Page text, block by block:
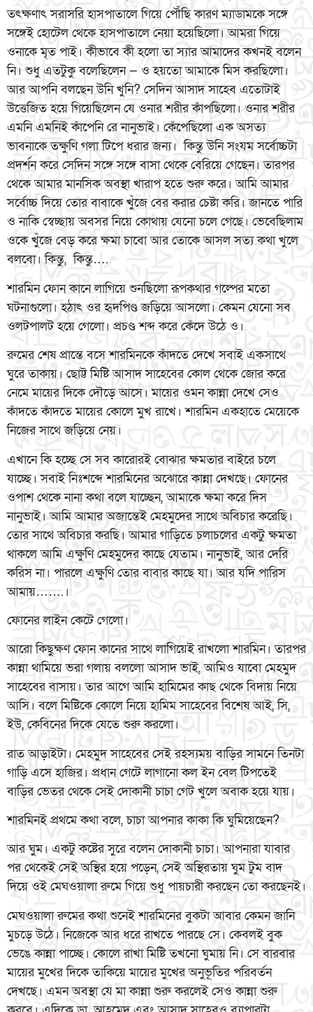
তৎক্ষণাৎ সরাসরি হাসপাতালে গিয়ে পৌঁছি কারণ ম্যাডামকে সঙ্গে
সঙ্গেই হোটেল থেকে হাসপাতালে নেয়া হয়েছিলো। আমরা গিয়ে
ওনাকে মৃত পাই। কীভাবে কী হলো তা স্যার আমাদের কখনই বলেন
নি। শুধু এতটুকু বলেছিলেন — ও হয়তো আমাকে মিস করছিলো।
আর আপনি বলছেন উনি খুনি? সেদিন আসাদ সাহেব এতোটাই
উত্তেজিত হয়ে গিয়েছিলেন যে ওনার শরীর কাঁপছিলো। ওনার শরীর
এমনি এমনিই কাঁপেনি রে নানুভাই। কেঁপেছিলো এক অসত্য
ভাবনাকে তক্ষুণি গলা টিপে ধরার জন্য। কিন্তু উনি সংযম সর্বোচ্চটা
প্রদর্শন করে সেদিন সঙ্গে সঙ্গে বাসা থেকে বেরিয়ে গেছেন। তারপর
থেকে আমার মানসিক অবস্থা খারাপ হতে শুরু করে। আমি আমার
সর্বোচ্চ দিয়ে তোর বাবাকে খুঁজে বের করার চেষ্টা করি। জানতে পারি
ও নাকি স্বেচ্ছায় অবসর নিয়ে কোথায় যেনো চলে গেছে। ভেবেছিলাম
ওকে খুঁজে বেড় করে ক্ষমা চাবো আর তোকে আসল সত্য কথা খুলে
বলবো। কিন্তু, কিন্তু….
শারমিন ফোন কানে লাগিয়ে শুনছিলো রূপকথার গল্পের মতো
ঘটনাগুলো। হঠাৎ ওর হৃদপিণ্ড জড়িয়ে আসলো। কেমন যেনো সব
ওলটপালট হয়ে গেলো। প্রচণ্ড শব্দ করে কেঁদে উঠে ও।
রুমের শেষ প্রান্তে বসে শারমিনকে কাঁদতে দেখে সবাই একসাথে
ঘুরে তাকায়। ছোট্ট মিষ্টি আসাদ সাহেবের কোল থেকে জোর করে
নেমে মায়ের দিকে দৌড়ে আসে। মায়ের ওমন কান্না দেখে সেও
কাঁদতে কাঁদতে মায়ের কোলে মুখ রাখে। শারমিন একহাতে মেয়েকে
নিজের সাথে জড়িয়ে নেয়।
এখানে কি হচ্ছে সে সব কারোরই বোঝার ক্ষমতার বাইরে চলে
যাচ্ছে। সবাই নিঃশব্দে শারমিনের অঝোরে কান্না দেখছে। ফোনের
ওপাশ থেকে নানা কথা বলে যাচ্ছেন, আমাকে ক্ষমা করে দিস
নানুভাই। আমি আমার অজান্তেই মেহমুদের সাথে অবিচার করেছি।
তোর সাথে অবিচার করছি। আমার গাড়িতে চলাচলের একটু ক্ষমতা
থাকলে আমি এক্ষুণি মেহমুদের কাছে যেতাম। নানুভাই, আর দেরি
করিস না। পারলে এক্ষুণি তোর বাবার কাছে যা। আর যদি পারিস
আমায়…….।
ফোনের লাইন কেটে গেলো।
আরো কিছুক্ষণ ফোন কানের সাথে লাগিয়েই রাখলো শারমিন। তারপর
কান্না থামিয়ে ভরা গলায় বললো আসাদ ভাই, আমিও যাবো মেহমুদ
সাহেবের বাসায়। তার আগে আমি হামিমের কাছ থেকে বিদায় নিয়ে
আসি। বলে মিষ্টিকে কোলে নিয়ে হামিম সাহেবের বিশেষ আই, সি,
ইউ, কেবিনের দিকে যেতে শুরু করলো।
রাত আড়াইটা। মেহমুদ সাহেবের সেই রহস্যময় বাড়ির সামনে তিনটা
গাড়ি এসে হাজির। প্রধান গেটে লাগানো কল ইন বেল টিপতেই
বাড়ির ভেতর থেকে সেই দোকানী চাচা গেট খুলে অবাক হয়ে যায়।
শারমিনই প্রথমে কথা বলে, চাচা আপনার কাকা কি ঘুমিয়েছেন?
আর ঘুম। একটু কষ্টের সুরে বলেন দোকানী চাচা। আপনারা যাবার
পর থেকেই সেই অস্থির হয়ে পড়েন, সেই অস্থিরতায় ঘুম টুম বাদ
দিয়ে ওই মেঘওয়ালা রুমে গিয়ে শুধু পায়চারী করছেন তো করছেনই।
মেঘওয়ালা রুমের কথা শুনেই শারমিনের বুকটা আবার কেমন জানি
মুচড়ে উঠে। নিজেকে আর ধরে রাখতে পারছে সে। কেবলই বুক
ভেঙে কান্না পাচ্ছে। কোলে রাখা মিষ্টি তখনো ঘুমায় নি। সে বারবার
মায়ের মুখের দিকে তাকিয়ে মায়ের মুখের অনুভূতির পরিবর্তন
দেখছে। এমন অবস্থা যে মা কান্না শুরু করলেই সেও কান্না শুরু